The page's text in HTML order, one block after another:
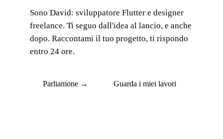
Sono David: sviluppatore Flutter e designer
freelance. Ti seguo dall'idea al lancio, e anche
dopo. Raccontami il tuo progetto, ti rispondo
entro 24 ore.
Parliamone → Guarda i miei lavori